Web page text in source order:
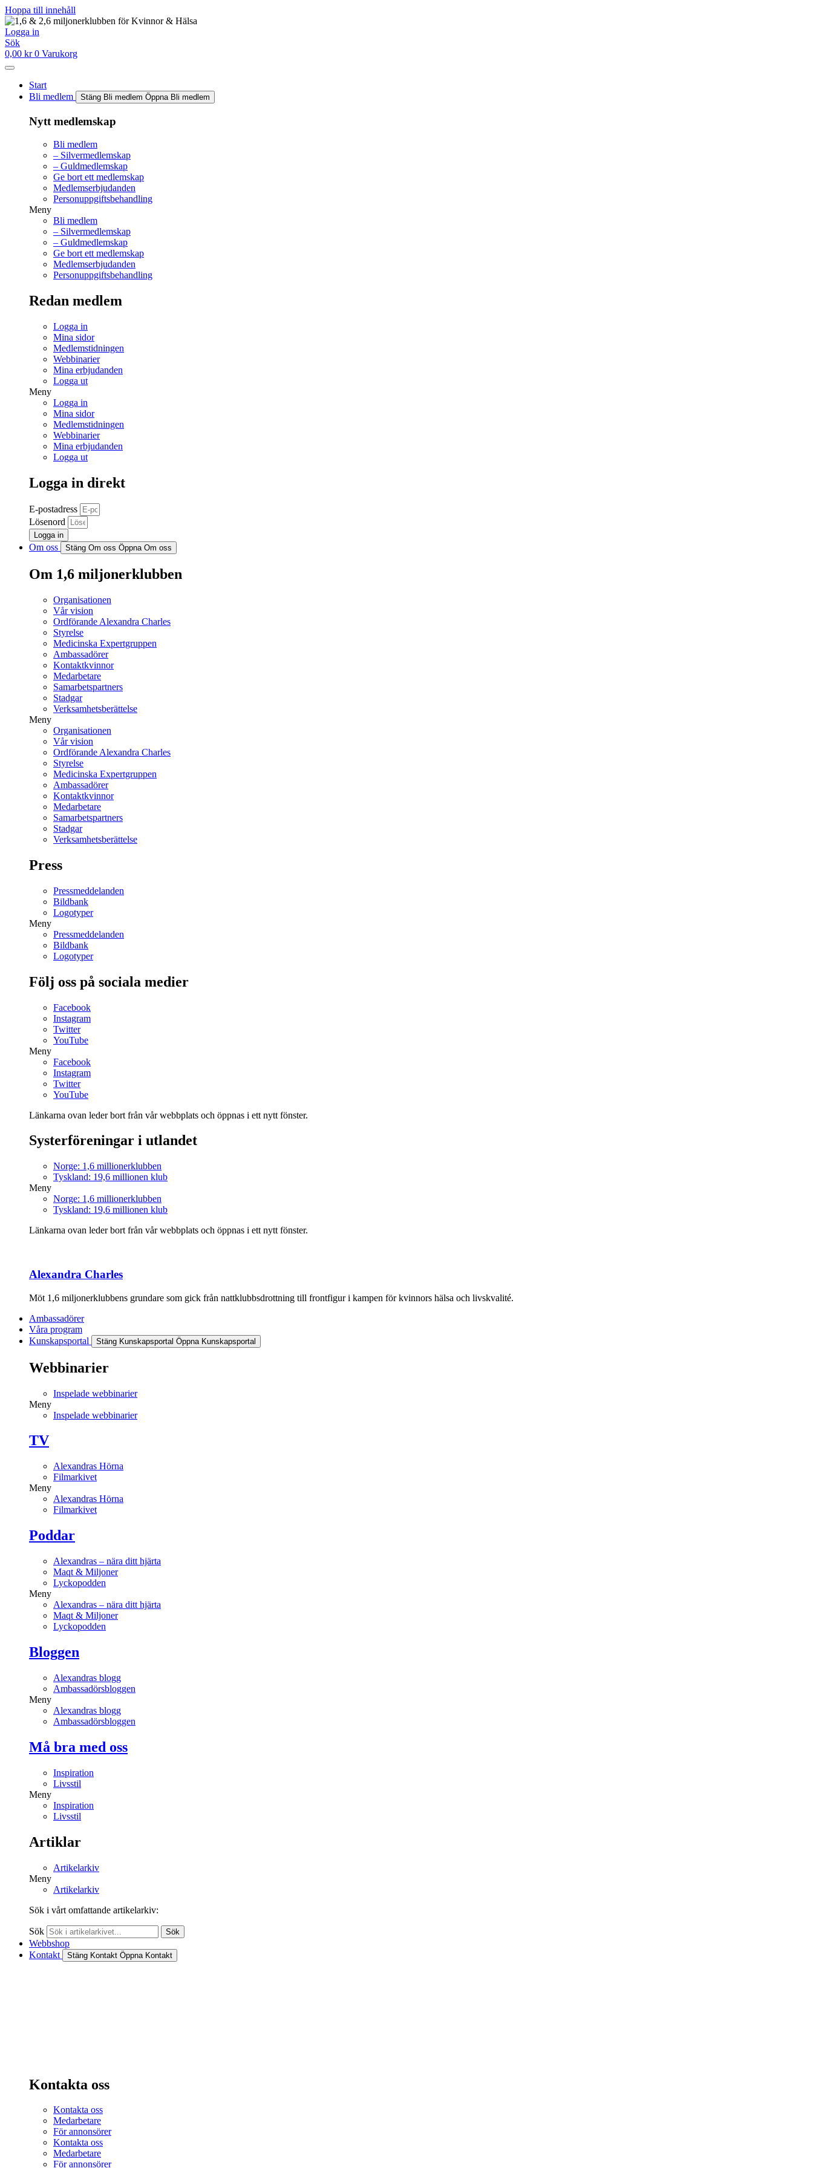
Hoppa till innehåll
Logga in
Sök
0,00 kr 0 Varukorg
Start
Bli medlem
Stäng Bli medlem Öppna Bli medlem
Nytt medlemskap
Bli medlem
– Silvermedlemskap
– Guldmedlemskap
Ge bort ett medlemskap
Medlemserbjudanden
Personuppgiftsbehandling
Meny
Bli medlem
– Silvermedlemskap
– Guldmedlemskap
Ge bort ett medlemskap
Medlemserbjudanden
Personuppgiftsbehandling
Redan medlem
Logga in
Mina sidor
Medlemstidningen
Webbinarier
Mina erbjudanden
Logga ut
Meny
Logga in
Mina sidor
Medlemstidningen
Webbinarier
Mina erbjudanden
Logga ut
Logga in direkt
E-postadress
Lösenord
Logga in
Om oss Stäng Om oss Öppna Om oss
Om 1,6 miljonerklubben
Organisationen
Vår vision
Ordförande Alexandra Charles
Styrelse
Medicinska Expertgruppen
Ambassadörer
Kontaktkvinnor
Medarbetare
Samarbetspartners
Stadgar
Verksamhetsberättelse
Meny
Organisationen
Vår vision
Ordförande Alexandra Charles
Styrelse
Medicinska Expertgruppen
Ambassadörer
Kontaktkvinnor
Medarbetare
Samarbetspartners
Stadgar
Verksamhetsberättelse
Press
Pressmeddelanden
Bildbank
Logotyper
Meny
Pressmeddelanden
Bildbank
Logotyper
Följ oss på sociala medier
Facebook
Instagram
Twitter
YouTube
Meny
Facebook
Instagram
Twitter
YouTube
Länkarna ovan leder bort från vår webbplats och öppnas i ett nytt fönster.
Systerföreningar i utlandet
Norge: 1,6 millionerklubben
Tyskland: 19,6 millionen klub
Meny
Norge: 1,6 millionerklubben
Tyskland: 19,6 millionen klub
Länkarna ovan leder bort från vår webbplats och öppnas i ett nytt fönster.
Alexandra Charles
Möt 1,6 miljonerklubbens grundare som gick från nattklubbsdrottning till frontfigur i kampen för kvinnors hälsa och livskvalité.
Ambassadörer
Våra program
Kunskapsportal
Stäng Kunskapsportal Öppna Kunskapsportal
Webbinarier
Inspelade webbinarier
Meny
Inspelade webbinarier
TV
Alexandras Hörna
Filmarkivet
Meny
Alexandras Hörna
Filmarkivet
Poddar
Alexandras – nära ditt hjärta
Maqt & Miljoner
Lyckopodden
Meny
Alexandras – nära ditt hjärta
Maqt & Miljoner
Lyckopodden
Bloggen
Alexandras blogg
Ambassadörsbloggen
Meny
Alexandras blogg
Ambassadörsbloggen
Må bra med oss
Inspiration
Livsstil
Meny
Inspiration
Livsstil
Artiklar
Artikelarkiv
Meny
Artikelarkiv
Sök i vårt omfattande artikelarkiv:
Sök Sök
Webbshop
Kontakt
Stäng Kontakt Öppna Kontakt
Kontakta oss
Kontakta oss
Medarbetare
För annonsörer
Kontakta oss
Medarbetare
För annonsörer